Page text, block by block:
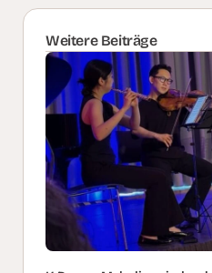
Weitere Beiträge